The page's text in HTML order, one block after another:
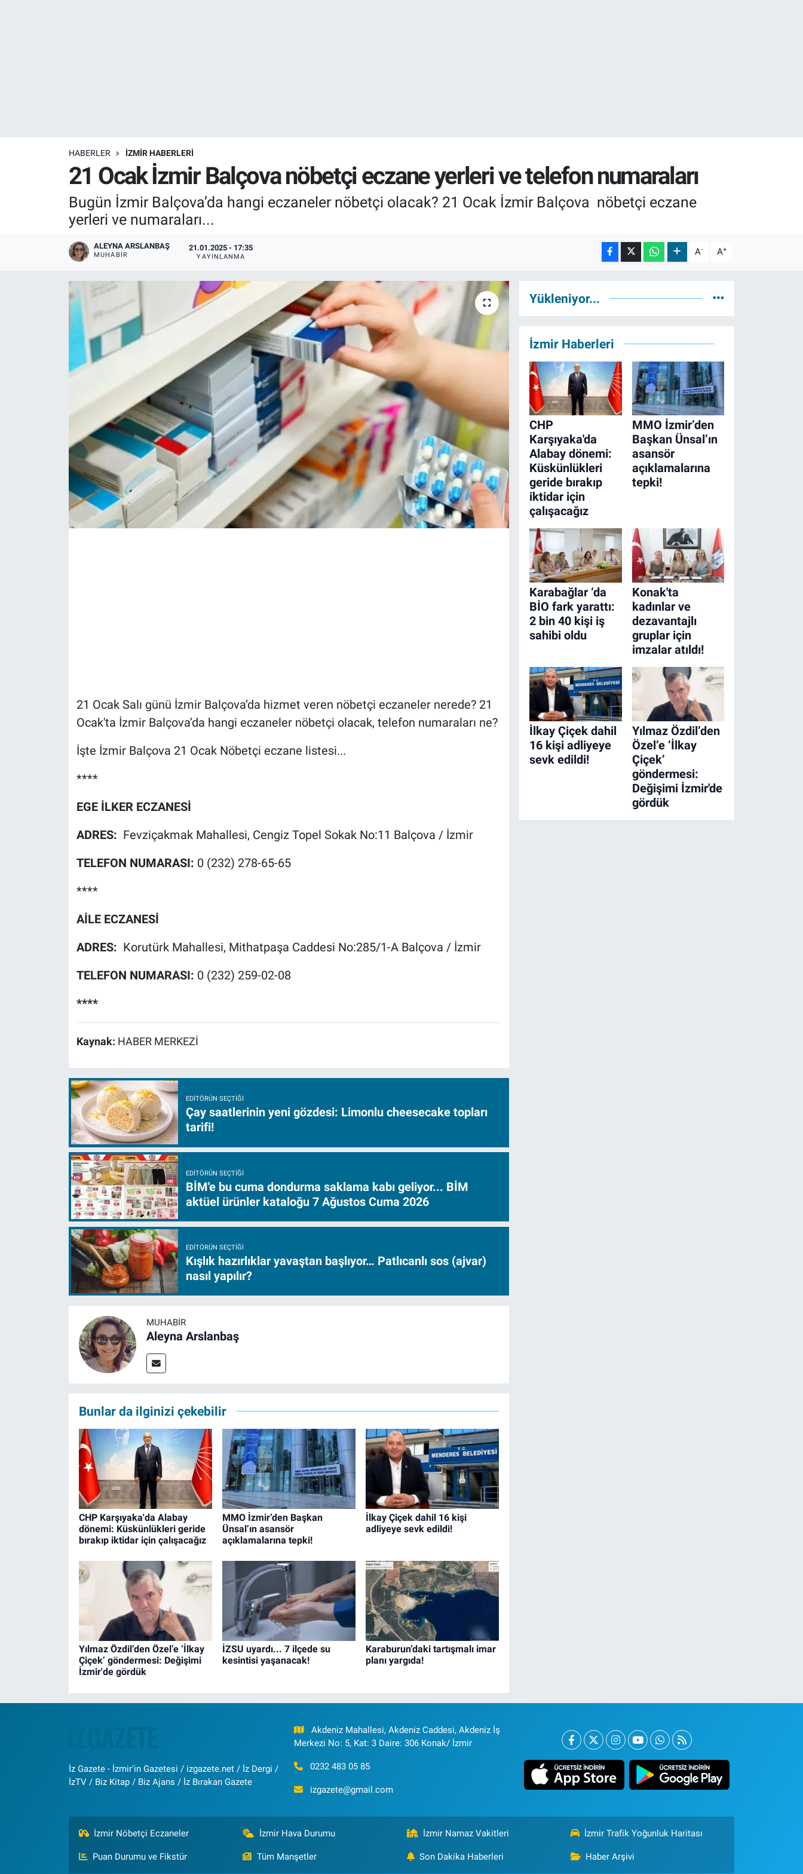
HABERLER İZMİR HABERLERİ
21 Ocak İzmir Balçova nöbetçi eczane yerleri ve telefon numaraları
Bugün İzmir Balçova’da hangi eczaneler nöbetçi olacak? 21 Ocak İzmir Balçova nöbetçi eczane
yerleri ve numaraları...
ALEYNA ARSLANBAŞ
MUHABIR
21.01.2025 - 17:35
YAYINLANMA A- A+
21 Ocak Salı günü İzmir Balçova’da hizmet veren nöbetçi eczaneler nerede? 21
Ocak'ta İzmir Balçova’da hangi eczaneler nöbetçi olacak, telefon numaraları ne?
İşte İzmir Balçova 21 Ocak Nöbetçi eczane listesi...
****
EGE İLKER ECZANESİ
ADRES: Fevziçakmak Mahallesi, Cengiz Topel Sokak No:11 Balçova / İzmir
TELEFON NUMARASI: 0 (232) 278-65-65
****
AİLE ECZANESİ
ADRES: Korutürk Mahallesi, Mithatpaşa Caddesi No:285/1-A Balçova / İzmir
TELEFON NUMARASI: 0 (232) 259-02-08
****
Kaynak: HABER MERKEZİ
EDITÖRÜN SEÇTIĞI
Çay saatlerinin yeni gözdesi: Limonlu cheesecake topları
tarifi!
EDITÖRÜN SEÇTIĞI
BİM'e bu cuma dondurma saklama kabı geliyor... BİM
aktüel ürünler kataloğu 7 Ağustos Cuma 2026
EDITÖRÜN SEÇTIĞI
Kışlık hazırlıklar yavaştan başlıyor… Patlıcanlı sos (ajvar)
nasıl yapılır?
MUHABIR
Aleyna Arslanbaş
Bunlar da ilginizi çekebilir
CHP Karşıyaka'da Alabay
dönemi: Küskünlükleri geride
bırakıp iktidar için çalışacağız
MMO İzmir’den Başkan
Ünsal’ın asansör
açıklamalarına tepki!
İlkay Çiçek dahil 16 kişi
adliyeye sevk edildi!
Yılmaz Özdil’den Özel’e ‘İlkay
Çiçek’ göndermesi: Değişimi
İzmir'de gördük
İZSU uyardı... 7 ilçede su
kesintisi yaşanacak!
Karaburun’daki tartışmalı imar
planı yargıda!
Yükleniyor...
İzmir Haberleri
CHP
Karşıyaka'da
Alabay dönemi:
Küskünlükleri
geride bırakıp
iktidar için
çalışacağız
MMO İzmir’den
Başkan Ünsal’ın
asansör
açıklamalarına
tepki!
Karabağlar ‘da
BİO fark yarattı:
2 bin 40 kişi iş
sahibi oldu
Konak'ta
kadınlar ve
dezavantajlı
gruplar için
imzalar atıldı!
İlkay Çiçek dahil
16 kişi adliyeye
sevk edildi!
Yılmaz Özdil’den
Özel’e ‘İlkay
Çiçek’
göndermesi:
Değişimi İzmir'de
gördük
İz Gazete - İzmir'in Gazetesi / izgazete.net / İz Dergi /
İzTV / Biz Kitap / Biz Ajans / İz Bırakan Gazete
Akdeniz Mahallesi, Akdeniz Caddesi, Akdeniz İş
Merkezi No: 5, Kat: 3 Daire: 306 Konak/ İzmir
0232 483 05 85
izgazete@gmail.com
İzmir Nöbetçi Eczaneler İzmir Hava Durumu İzmir Namaz Vakitleri İzmir Trafik Yoğunluk Haritası
Puan Durumu ve Fikstür Tüm Manşetler Son Dakika Haberleri Haber Arşivi